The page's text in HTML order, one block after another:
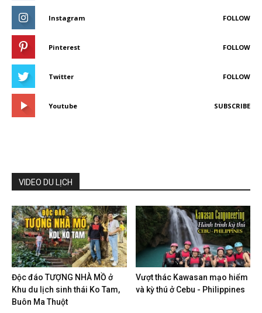
Instagram FOLLOW
Pinterest FOLLOW
Twitter FOLLOW
Youtube SUBSCRIBE
VIDEO DU LỊCH
Độc đáo TƯỢNG NHÀ MỒ ở
Khu du lịch sinh thái Ko Tam,
Buôn Ma Thuột
Vượt thác Kawasan mạo hiểm
và kỳ thú ở Cebu - Philippines